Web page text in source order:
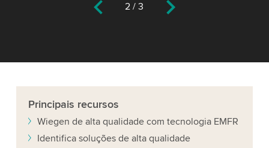
2 /3
Principais recursos
Wiegen de alta qualidade com tecnologia EMFR
Identifica soluções de alta qualidade